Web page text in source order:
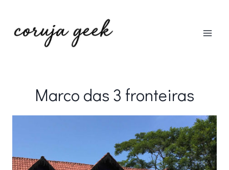
Marco das 3 fronteiras